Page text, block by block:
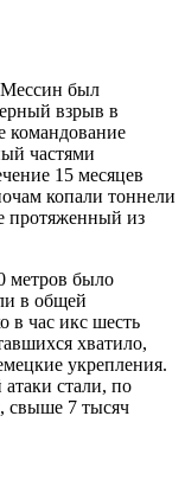
Мессин был
взрыв в
командование
частями
15 месяцев
копали тоннели
протяженный из
метров было
в общей
в час икс шесть
хватило,
укрепления.
стали, по
свыше 7 тысяч